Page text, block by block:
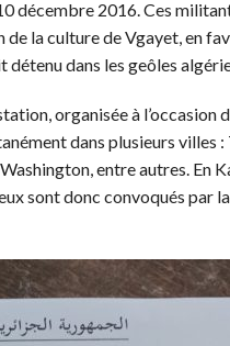
décembre 2016. Ces
la culture de Vgayet, en
dans les geôles
organisée à l’occasion
dans plusieurs villes
entre autres. En
sont donc convoqués par